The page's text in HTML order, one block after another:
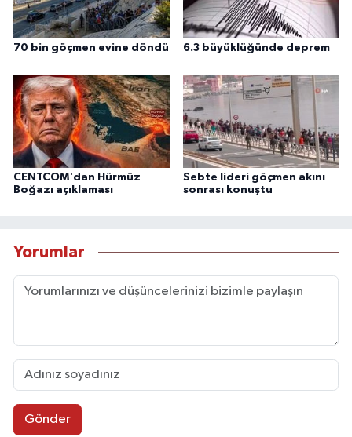
70 bin göçmen evine döndü 6.3 büyüklüğünde deprem
CENTCOM'dan Hürmüz
Boğazı açıklaması
Sebte lideri göçmen akını
sonrası konuştu
Yorumlar
Gönder